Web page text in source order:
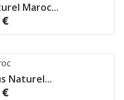
Maroc...
Naturel...